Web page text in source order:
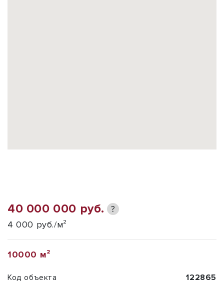
40 000 000 руб. ?
4 000 руб./м²
10000 м²
Код объекта 122865